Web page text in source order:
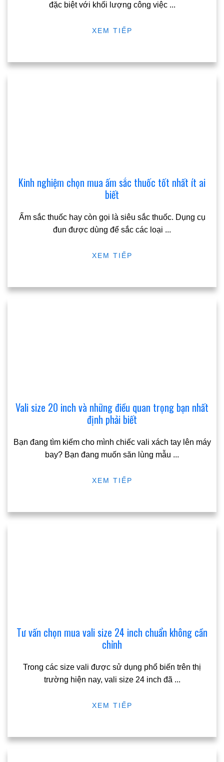
đặc biệt với khối lượng công việc ...
XEM TIẾP
Kinh nghiệm chọn mua ấm sắc thuốc tốt nhất ít ai
biết
Ấm sắc thuốc hay còn gọi là siêu sắc thuốc. Dụng cụ
đun được dùng để sắc các loại ...
XEM TIẾP
Vali size 20 inch và những điều quan trọng bạn nhất
định phải biết
Bạn đang tìm kiếm cho mình chiếc vali xách tay lên máy
bay? Bạn đang muốn săn lùng mẫu ...
XEM TIẾP
Tư vấn chọn mua vali size 24 inch chuẩn không cần
chỉnh
Trong các size vali được sử dụng phổ biến trên thị
trường hiện nay, vali size 24 inch đã ...
XEM TIẾP